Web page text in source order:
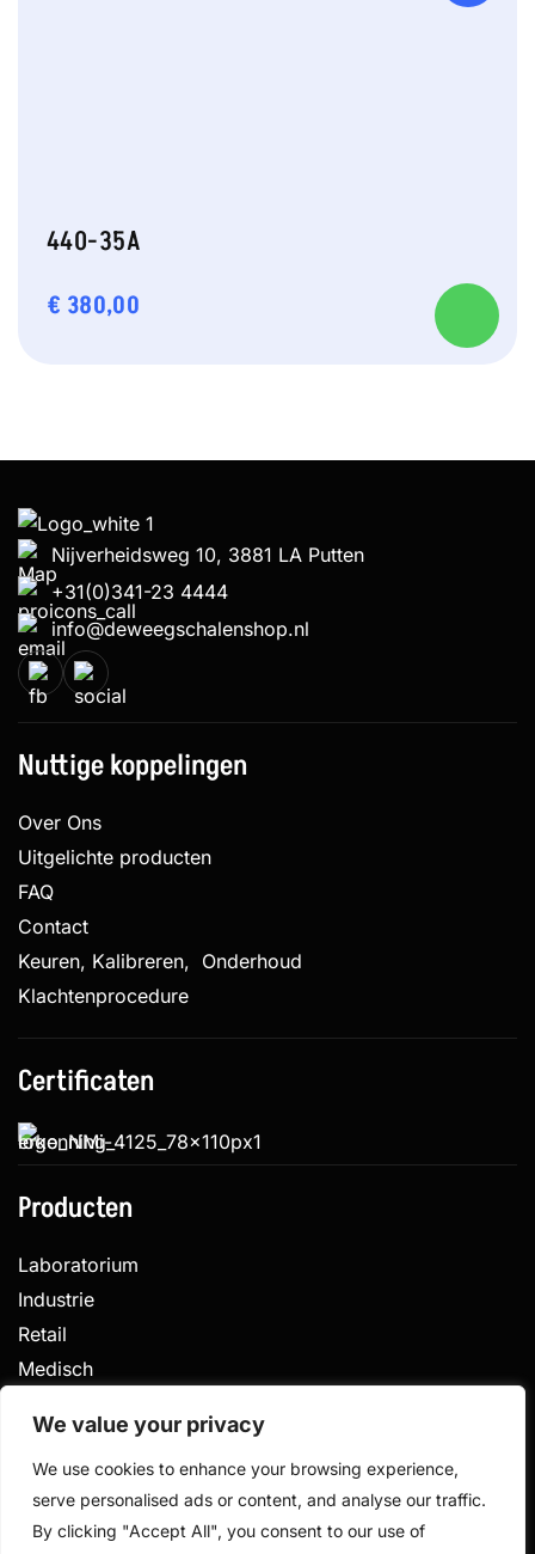
We value your privacy
We use cookies to enhance your browsing experience,
serve personalised ads or content, and analyse our traffic.
By clicking "Accept All", you consent to our use of
440-35A
€ 380,00
Nijverheidsweg 10, 3881 LA Putten
+31(0)341-23 4444
info@deweegschalenshop.nl
Nuttige koppelingen
Over Ons
Uitgelichte producten
FAQ
Contact
Keuren, Kalibreren, Onderhoud
Klachtenprocedure
Certificaten
Producten
Laboratorium
Industrie
Retail
Medisch
Privacy Algemene voorwaarden